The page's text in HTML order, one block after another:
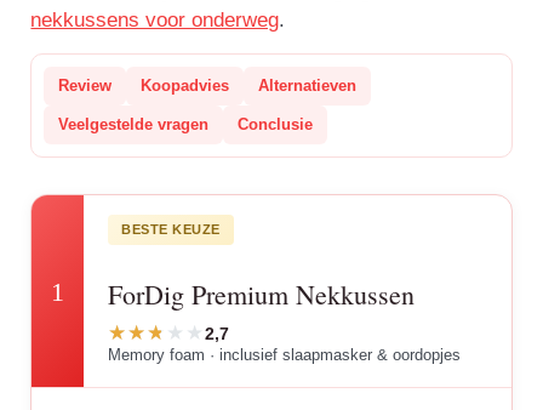
nekkussens voor onderweg.
Review Koopadvies Alternatieven
Veelgestelde vragen Conclusie
1
BESTE KEUZE
ForDig Premium Nekkussen
2,7
Memory foam · inclusief slaapmasker & oordopjes